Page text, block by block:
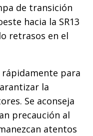
de transición
hacia la SR13
retrasos en el
para
la
Se aconseja
precaución al
atentos